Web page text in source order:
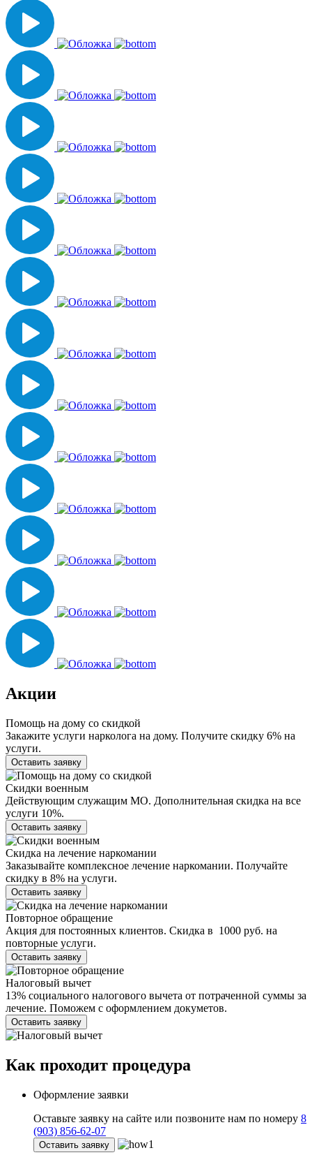
Акции
Помощь на дому со скидкой
Закажите услуги нарколога на дому. Получите скидку 6% на
услуги.
Оставить заявку
Скидки военным
Действующим служащим МО. Дополнительная скидка на все
услуги 10%.
Оставить заявку
Скидка на лечение наркомании
Заказывайте комплексное лечение наркомании. Получайте
скидку в 8% на услуги.
Оставить заявку
Повторное обращение
Акция для постоянных клиентов. Скидка в 1000 руб. на
повторные услуги.
Оставить заявку
Налоговый вычет
13% социального налогового вычета от потраченной суммы за
лечение. Поможем с оформлением докуметов.
Оставить заявку
Как проходит процедура
Оформление заявки
Оставьте заявку на сайте или позвоните нам по номеру 8
(903) 856-62-07
Оставить заявку